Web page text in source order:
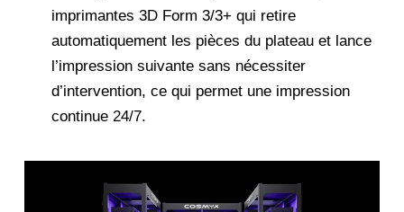
imprimantes 3D Form 3/3+ qui retire
automatiquement les pièces du plateau et lance
l’impression suivante sans nécessiter
d’intervention, ce qui permet une impression
continue 24/7.